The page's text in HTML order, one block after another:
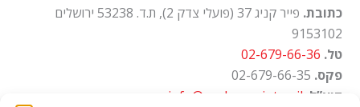
כתובת.
פייר קניג 37 (פועלי צדק 2), ת.ד. 53238 ירושלים
9153102
טל. 02-679-66-36
פקס.
דוא”ל. info@ayalon-print.co.il